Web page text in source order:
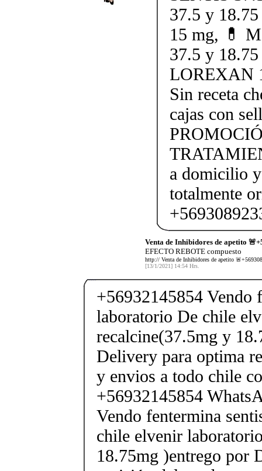
37.5 y
15 mg, 💊
37.5 y
LOREXAN
Sin receta
cajas con
a domicilio
totalmente
Venta de Inhibidores de apetito
EFECTO REBOTE compuesto
http:// Venta de Inhibidores de apetito
[13/1/2021] 14:54 Hrs.
+56932145854 Vendo
laboratorio De chile
recalcine(37.5mg y
Delivery para optima
y envios a todo chile
+56932145854
Vendo fentermina
chile elvenir
18.75mg )entrego por